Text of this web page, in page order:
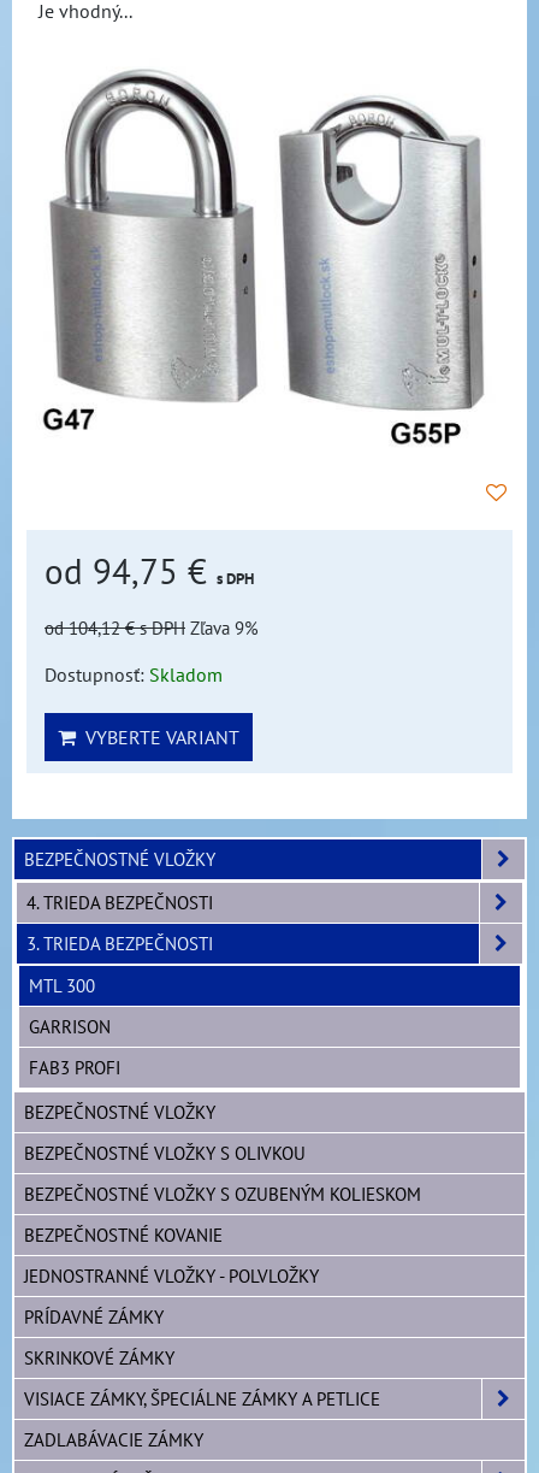
Je vhodný...
od 94,75 € s DPH
od 104,12 €s DPH Zľava 9%
Dostupnosť: Skladom
VYBERTE VARIANT
BEZPEČNOSTNÉ VLOŽKY
4. TRIEDA BEZPEČNOSTI
3. TRIEDA BEZPEČNOSTI
MTL 300
GARRISON
FAB3 PROFI
BEZPEČNOSTNÉ VLOŽKY
BEZPEČNOSTNÉ VLOŽKY S OLIVKOU
BEZPEČNOSTNÉ VLOŽKY S OZUBENÝM KOLIESKOM
BEZPEČNOSTNÉ KOVANIE
JEDNOSTRANNÉ VLOŽKY - POLVLOŽKY
PRÍDAVNÉ ZÁMKY
SKRINKOVÉ ZÁMKY
VISIACE ZÁMKY, ŠPECIÁLNE ZÁMKY A PETLICE
ZADLABÁVACIE ZÁMKY